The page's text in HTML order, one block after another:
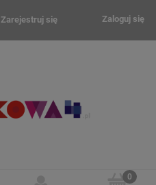
Zarejestruj się Zaloguj się